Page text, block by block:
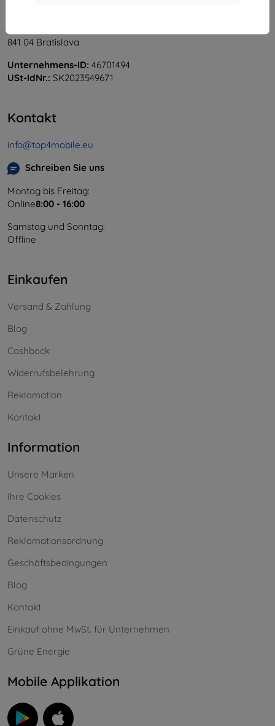
841 04 Bratislava
Unternehmens-ID: 46701494
USt-IdNr.: SK2023549671
Kontakt
info@top4mobile.eu
Schreiben Sie uns
Montag bis Freitag:
Online8:00 - 16:00
Samstag und Sonntag:
Offline
Einkaufen
Versand & Zahlung
Blog
Cashback
Widerrufsbelehrung
Reklamation
Kontakt
Information
Unsere Marken
Ihre Cookies
Datenschutz
Reklamationsordnung
Geschäftsbedingungen
Blog
Kontakt
Einkauf ohne MwSt. für Unternehmen
Grüne Energie
Mobile Applikation